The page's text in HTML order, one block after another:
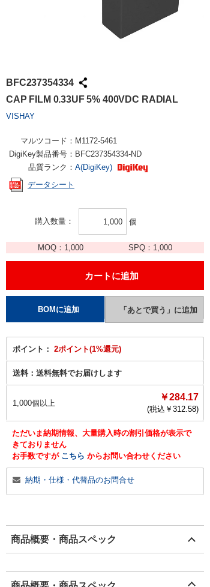
BFC237354334
CAP FILM 0.33UF 5% 400VDC RADIAL
VISHAY
マルツコード： M1172-5461
DigiKey製品番号： BFC237354334-ND
品質ランク： A(DigiKey)
データシート
購入数量 個
MOQ： 1,000 SPQ： 1,000
ポイント： 2ポイント(1%還元)
送料： 送料無料でお届けします
1,000個以上
￥284.17
(税込￥ 312.58)
ただいま納期情報、大量購入時の割引価格が表示で
きておりません
お手数ですが こちら からお問い合わせください
納期・仕様・代替品のお問合せ
商品概要・商品スペック